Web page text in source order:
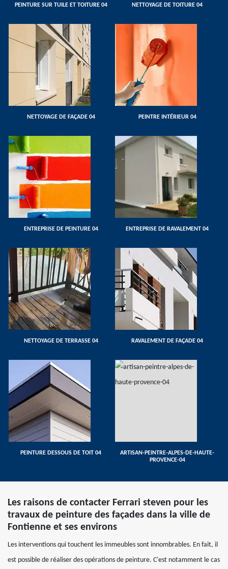
PEINTURE SUR TUILE ET TOITURE 04 NETTOYAGE DE TOITURE 04
NETTOYAGE DE FAÇADE 04 PEINTRE INTÉRIEUR 04
ENTREPRISE DE PEINTURE 04 ENTREPRISE DE RAVALEMENT 04
NETTOYAGE DE TERRASSE 04 RAVALEMENT DE FAÇADE 04
PEINTURE DESSOUS DE TOIT 04
ARTISAN-PEINTRE-ALPES-DE-HAUTE-
PROVENCE-04
Les raisons de contacter Ferrari steven pour les
travaux de peinture des façades dans la ville de
Fontienne et ses environs
Les interventions qui touchent les immeubles sont innombrables. En fait, il
est possible de réaliser des opérations de peinture. C'est notamment le cas